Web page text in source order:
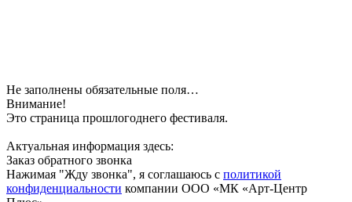
Не заполнены обязательные поля…
Внимание!
Это страница прошлогоднего фестиваля.
Актуальная информация здесь:
Заказ обратного звонка
Нажимая "Жду звонка", я соглашаюсь с политикой
конфиденциальности компании ООО «МК «Арт-Центр